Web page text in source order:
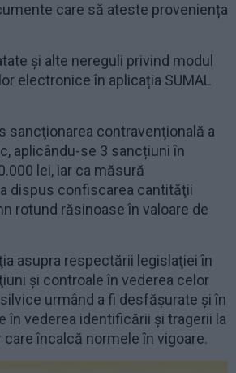
care să ateste proveniența
și alte nereguli privind modul
electronice în aplicația SUMAL
sancţionarea contravenţională a
aplicându-se 3 sancțiuni în
lei, iar ca măsură
dispus confiscarea cantităţii
rotund răsinoase în valoare de
asupra respectării legislaţiei în
şi controale în vederea celor
urmând a fi desfăşurate şi în
în vederea identificării şi tragerii la
încalcă normele în vigoare.